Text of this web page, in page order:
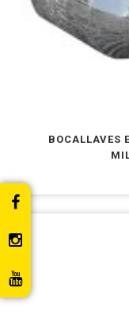
BOCALLAVES